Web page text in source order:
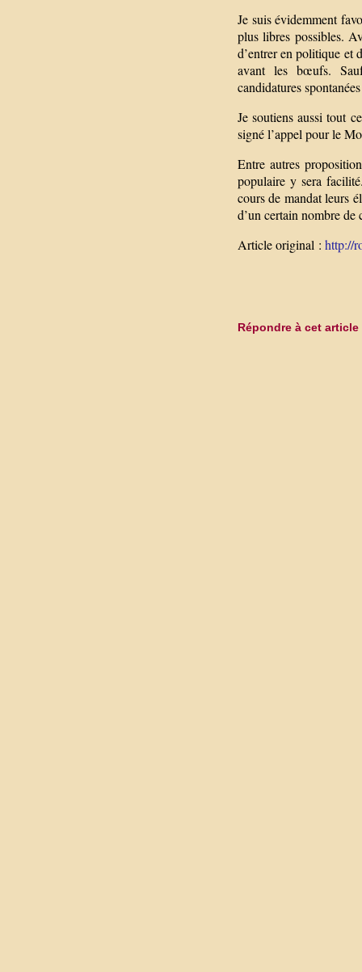
Je suis évidemment
plus libres possibles.
d’entrer en politique et
avant les bœufs.
candidatures
Je soutiens aussi tout
signé l’appel pour le
Entre autres
populaire y sera
cours de mandat leurs
d’un certain nombre de
Article original : http://
Répondre à cet article